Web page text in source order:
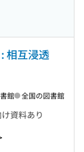
相互浸透
資料あり
館 全国の図書館